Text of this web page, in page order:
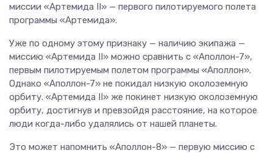
миссии «Артемида II» — первого пилотируемого полета
программы «Артемида».
Уже по одному этому признаку — наличию экипажа —
миссию «Артемида II» можно сравнить с «Аполлон-7»,
первым пилотируемым полетом программы «Аполлон».
Однако «Аполлон-7» не покидал низкую околоземную
орбиту. «Артемида II» же покинет низкую околоземную
орбиту, достигнув и превзойдя расстояние, на которое
люди когда-либо удалялись от нашей планеты.
Это может напомнить «Аполлон-8» — первую миссию с